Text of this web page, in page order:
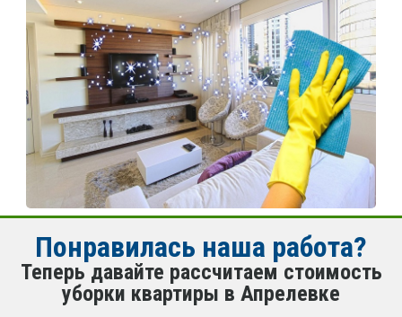
Понравилась наша работа?
Теперь давайте рассчитаем стоимость
уборки квартиры в Апрелевке